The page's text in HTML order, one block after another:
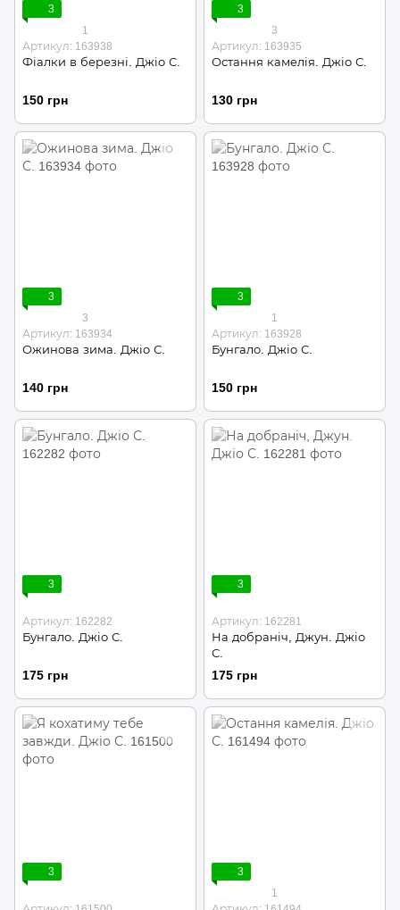
3
1
Артикул: 163938
Фіалки в березні. Джіо С.
150 грн
3
3
Артикул: 163935
Остання камелія. Джіо С.
130 грн
3
3
Артикул: 163934
Ожинова зима. Джіо С.
140 грн
3
1
Артикул: 163928
Бунгало. Джіо С.
150 грн
3
Артикул: 162282
Бунгало. Джіо С.
175 грн
3
Артикул: 162281
На добраніч, Джун. Джіо
С.
175 грн
3
3
1